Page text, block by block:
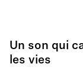
Un son qui
les vies